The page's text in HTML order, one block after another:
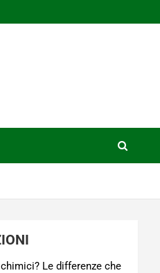
Le differenze che